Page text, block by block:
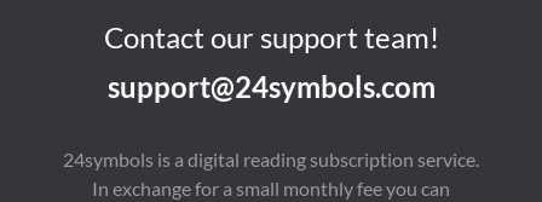
Contact our support team!
support@24symbols.com
24symbols is a digital reading subscription service.
In exchange for a small monthly fee you can